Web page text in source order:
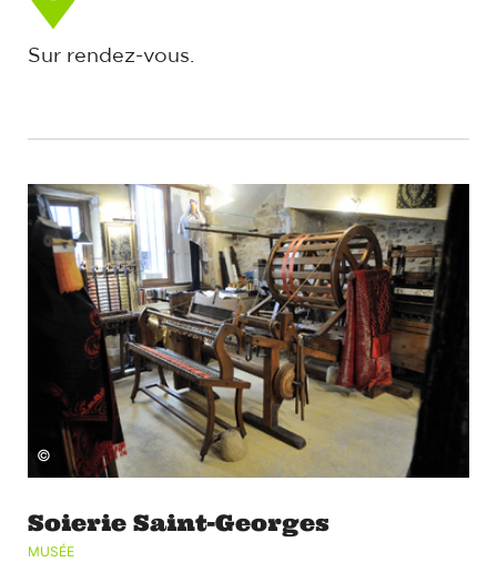
Sur rendez-vous.
©
Soierie Saint-Georges
MUSÉE